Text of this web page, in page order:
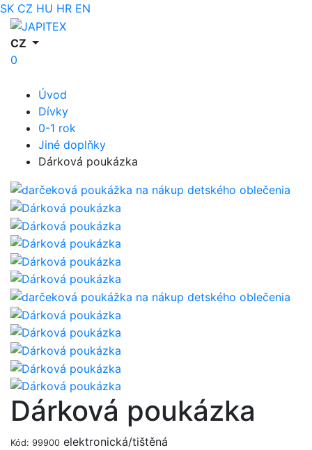
SK CZ HU HR EN
CZ
0
Úvod
Dívky
0-1 rok
Jiné doplňky
Dárková poukázka
Dárková poukázka
Kód: 99900 elektronická/tištěná